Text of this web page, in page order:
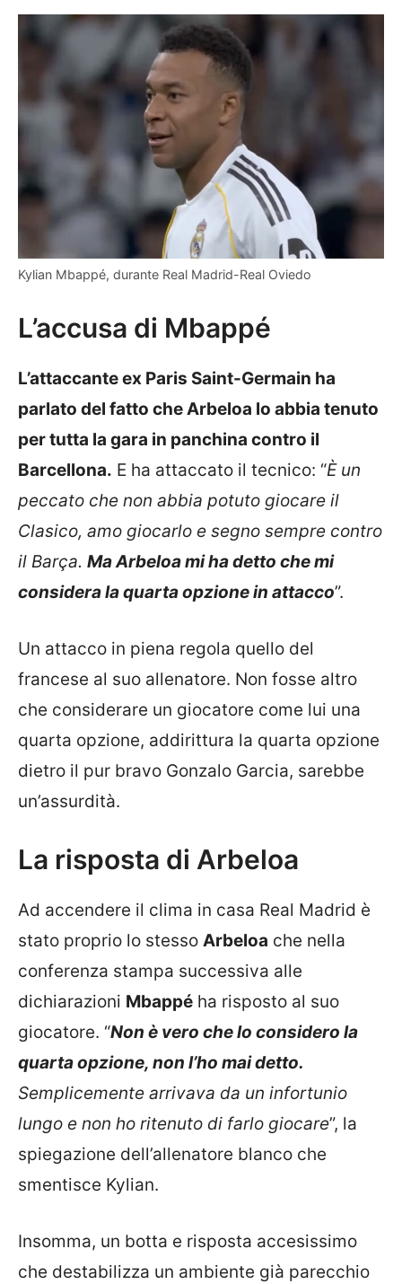
Kylian Mbappé, durante Real Madrid-Real Oviedo
L’accusa di Mbappé
L’attaccante ex Paris Saint-Germain ha
parlato del fatto che Arbeloa lo abbia tenuto
per tutta la gara in panchina contro il
Barcellona. E ha attaccato il tecnico: “È un
peccato che non abbia potuto giocare il
Clasico, amo giocarlo e segno sempre contro
il Barça. Ma Arbeloa mi ha detto che mi
considera la quarta opzione in attacco”.
Un attacco in piena regola quello del
francese al suo allenatore. Non fosse altro
che considerare un giocatore come lui una
quarta opzione, addirittura la quarta opzione
dietro il pur bravo Gonzalo Garcia, sarebbe
un’assurdità.
La risposta di Arbeloa
Ad accendere il clima in casa Real Madrid è
stato proprio lo stesso Arbeloa che nella
conferenza stampa successiva alle
dichiarazioni Mbappé ha risposto al suo
giocatore. “Non è vero che lo considero la
quarta opzione, non l’ho mai detto.
Semplicemente arrivava da un infortunio
lungo e non ho ritenuto di farlo giocare”, la
spiegazione dell’allenatore blanco che
smentisce Kylian.
Insomma, un botta e risposta accesissimo
che destabilizza un ambiente già parecchio